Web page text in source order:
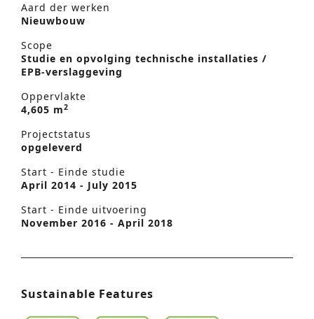
Aard der werken
Nieuwbouw
Scope
Studie en opvolging technische installaties /
EPB-verslaggeving
Oppervlakte
4,605 m2
Projectstatus
opgeleverd
Start - Einde studie
April 2014 - July 2015
Start - Einde uitvoering
November 2016 - April 2018
Sustainable Features